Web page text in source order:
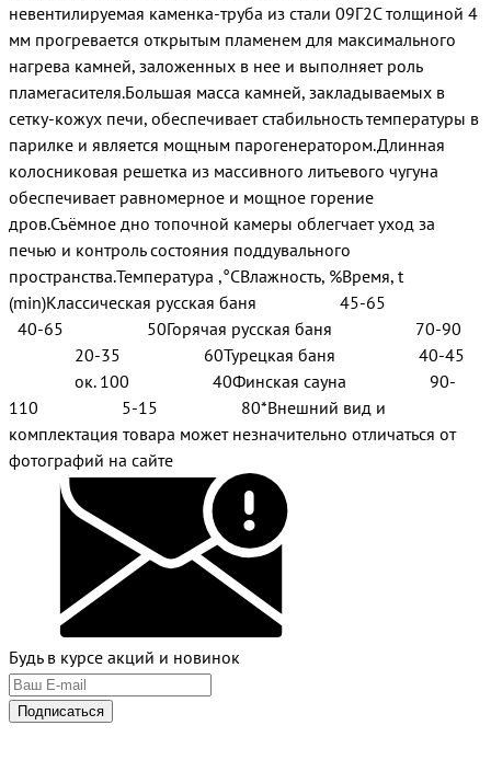
невентилируемая каменка-труба из стали 09Г2С толщиной 4
мм прогревается открытым пламенем для максимального
нагрева камней, заложенных в нее и выполняет роль
пламегасителя.Большая масса камней, закладываемых в
сетку-кожух печи, обеспечивает стабильность температуры в
парилке и является мощным парогенератором.Длинная
колосниковая решетка из массивного литьевого чугуна
обеспечивает равномерное и мощное горение
дров.Съёмное дно топочной камеры облегчает уход за
печью и контроль состояния поддувального
пространства.Температура ,°СВлажность, %Время, t
(min)Классическая русская баня 45-65
40-65 50Горячая русская баня 70-90
20-35 60Турецкая баня 40-45
ок. 100 40Финская сауна 90-
110 5-15 80*Внешний вид и
комплектация товара может незначительно отличаться от
фотографий на сайте
Будь в курсе акций и новинок
Подписаться